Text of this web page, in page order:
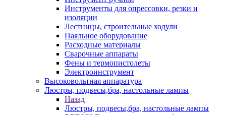
Инструменты для опрессовки, резки и
изоляции
Лестницы, строительные ходули
Паяльное оборудование
Расходные материалы
Сварочные аппараты
Фены и термопистолеты
Электроинструмент
Высоковольтная аппаратура
Люстры, подвесы,бра, настольные лампы
Назад
Люстры, подвесы,бра, настольные лампы